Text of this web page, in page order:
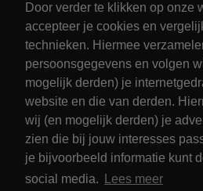
Door verder te klikken op onze
accepteer je cookies en
technieken. Hiermee
persoonsgegevens en volgen
mogelijk derden) je
website en die van derden.
wij (en mogelijk derden) je
zien die bij jouw interesses
je bijvoorbeeld informatie kunt
social media.
Lees meer
Algemeen
Contact
Openingstijden